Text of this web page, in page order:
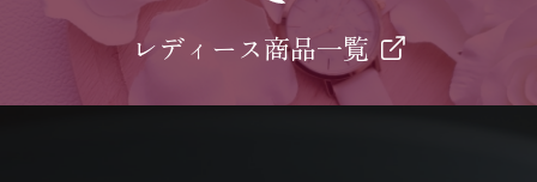
レディース商品一覧